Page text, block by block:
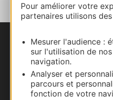
Pour améliorer votre
partenaires utilisons
Mesurer l'audience :
sur l'utilisation de
navigation.
Analyser et
parcours et
fonction de votre
Nous contacter
Carte interactive
Documentation